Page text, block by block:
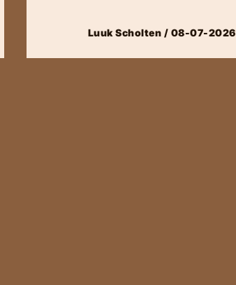
Luuk Scholten / 08-07-2026